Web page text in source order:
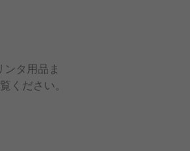
タ用品ま
ください。